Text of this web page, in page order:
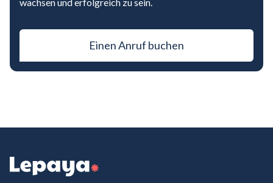
Einen Anruf buchen